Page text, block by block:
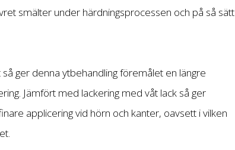
smälter under härdningsprocessen och på så sätt
ger denna ytbehandling föremålet en längre
Jämfört med lackering med våt lack så ger
applicering vid hörn och kanter, oavsett i vilken